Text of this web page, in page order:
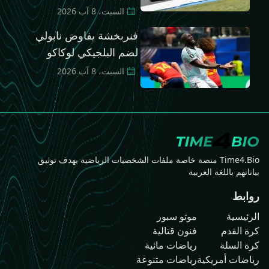
السبت، 8 آب 2026
فنربخشة يفاوض نابولي
لضم البلجيكي لوكاكو
السبت، 8 آب 2026
Time4.Bio منصة خاصة ملفات الشخصيات الرياضية بهدف توثيق
بياناتهم باللغة العربية
روابط
الرئيسية
كرة القدم
كرة السلة
رياضات أمريكية
موتو سبور
فنون قتالية
رياضات مائية
رياضات متنوعة